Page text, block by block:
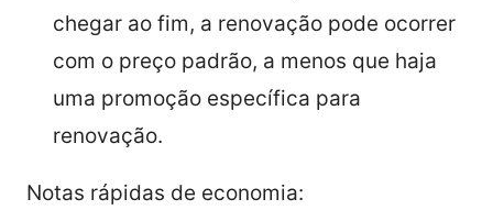
chegar ao fim, a renovação pode ocorrer
com o preço padrão, a menos que haja
uma promoção específica para
renovação.
Notas rápidas de economia: